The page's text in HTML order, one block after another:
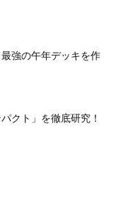
強の午年デッキを作
クト」を徹底研究！